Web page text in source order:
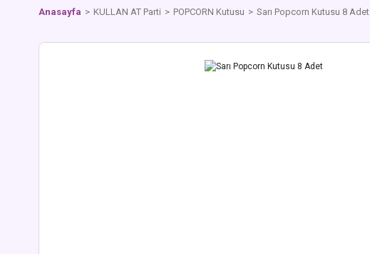
Anasayfa KULLAN AT Parti POPCORN Kutusu Sarı Popcorn Kutusu 8 Adet